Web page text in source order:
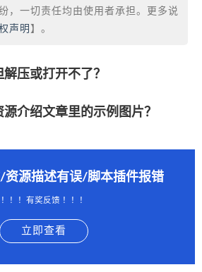
，一切责任均由使用者承担。更多说
声明 】。
压或打开不了？
介绍文章里的示例图片？
/资源描述有误/脚本插件报错
！！！有奖反馈 ！！！
立即查看